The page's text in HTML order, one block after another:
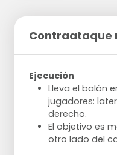
Contraataque
Ejecución
Lleva el balón
jugadores:
derecho.
El objetivo es
otro lado del